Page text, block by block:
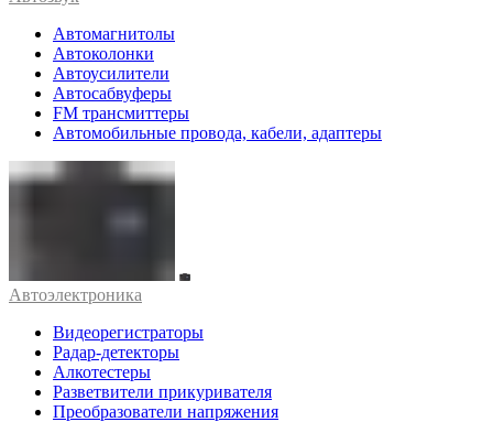
Автомагнитолы
Автоколонки
Автоусилители
Автосабвуферы
FM трансмиттеры
Автомобильные провода, кабели, адаптеры
Автоэлектроника
Видеорегистраторы
Радар-детекторы
Алкотестеры
Разветвители прикуривателя
Преобразователи напряжения